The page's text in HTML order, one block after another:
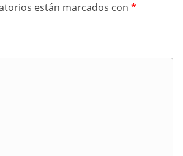
están marcados con *